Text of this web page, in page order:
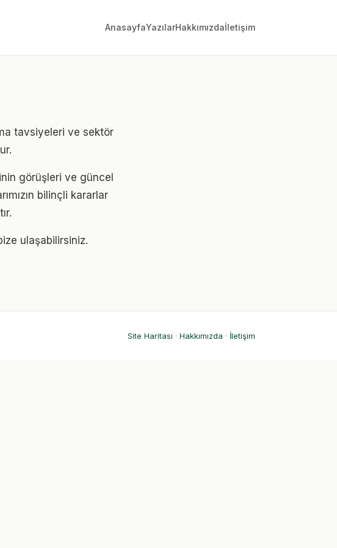
AnasayfaYazılarHakkımızdaİletişim
tavsiyeleri ve sektör
görüşleri ve güncel
bilinçli kararlar
ulaşabilirsiniz.
Site Haritası · Hakkımızda · İletişim